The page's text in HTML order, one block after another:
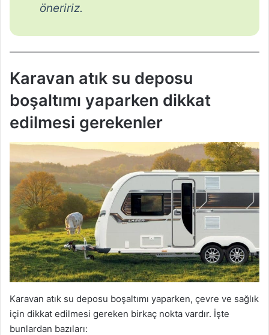
öneririz.
Karavan atık su deposu
boşaltımı yaparken dikkat
edilmesi gerekenler
Karavan atık su deposu boşaltımı yaparken, çevre ve sağlık
için dikkat edilmesi gereken birkaç nokta vardır. İşte
bunlardan bazıları: